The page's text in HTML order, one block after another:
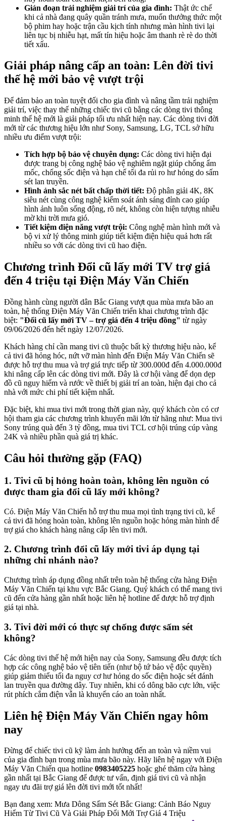
Gián đoạn trải nghiệm giải trí của gia đình: Thật ức chế
khi cả nhà đang quây quần tránh mưa, muốn thưởng thức một
bộ phim hay hoặc trận cầu kịch tính nhưng màn hình tivi lại
liên tục bị nhiễu hạt, mất tín hiệu hoặc âm thanh rè rè do thời
tiết xấu.
Giải pháp nâng cấp an toàn: Lên đời tivi
thế hệ mới bảo vệ vượt trội
Để đảm bảo an toàn tuyệt đối cho gia đình và nâng tầm trải nghiệm
giải trí, việc thay thế những chiếc tivi cũ bằng các dòng tivi thông
minh thế hệ mới là giải pháp tối ưu nhất hiện nay. Các dòng tivi đời
mới từ các thương hiệu lớn như Sony, Samsung, LG, TCL sở hữu
nhiều ưu điểm vượt trội:
Tích hợp bộ bảo vệ chuyên dụng: Các dòng tivi hiện đại
được trang bị công nghệ bảo vệ nghiêm ngặt giúp chống ẩm
mốc, chống sốc điện và hạn chế tối đa rủi ro hư hỏng do sấm
sét lan truyền.
Hình ảnh sắc nét bất chấp thời tiết: Độ phân giải 4K, 8K
siêu nét cùng công nghệ kiểm soát ánh sáng đỉnh cao giúp
hình ảnh luôn sống động, rõ nét, không còn hiện tượng nhiễu
mờ khi trời mưa gió.
Tiết kiệm điện năng vượt trội: Công nghệ màn hình mới và
bộ vi xử lý thông minh giúp tiết kiệm điện hiệu quả hơn rất
nhiều so với các dòng tivi cũ hao điện.
Chương trình Đổi cũ lấy mới TV trợ giá
đến 4 triệu tại Điện Máy Văn Chiến
Đồng hành cùng người dân Bắc Giang vượt qua mùa mưa bão an
toàn, hệ thống Điện Máy Văn Chiến triển khai chương trình đặc
biệt: "Đổi cũ lấy mới TV – trợ giá đến 4 triệu đồng" từ ngày
09/06/2026 đến hết ngày 12/07/2026.
Khách hàng chỉ cần mang tivi cũ thuộc bất kỳ thương hiệu nào, kể
cả tivi đã hỏng hóc, nứt vỡ màn hình đến Điện Máy Văn Chiến sẽ
được hỗ trợ thu mua và trợ giá trực tiếp từ 300.000đ đến 4.000.000đ
khi nâng cấp lên các dòng tivi mới. Đây là cơ hội vàng để dọn dẹp
đồ cũ nguy hiểm và rước về thiết bị giải trí an toàn, hiện đại cho cả
nhà với mức chi phí tiết kiệm nhất.
Đặc biệt, khi mua tivi mới trong thời gian này, quý khách còn có cơ
hội tham gia các chương trình khuyến mãi lớn từ hãng như: Mua tivi
Sony trúng quà đến 3 tỷ đồng, mua tivi TCL cơ hội trúng cúp vàng
24K và nhiều phần quà giá trị khác.
Câu hỏi thường gặp (FAQ)
1. Tivi cũ bị hỏng hoàn toàn, không lên nguồn có
được tham gia đổi cũ lấy mới không?
Có. Điện Máy Văn Chiến hỗ trợ thu mua mọi tình trạng tivi cũ, kể
cả tivi đã hỏng hoàn toàn, không lên nguồn hoặc hỏng màn hình để
trợ giá cho khách hàng nâng cấp lên tivi mới.
2. Chương trình đổi cũ lấy mới tivi áp dụng tại
những chi nhánh nào?
Chương trình áp dụng đồng nhất trên toàn hệ thống cửa hàng Điện
Máy Văn Chiến tại khu vực Bắc Giang. Quý khách có thể mang tivi
cũ đến cửa hàng gần nhất hoặc liên hệ hotline để được hỗ trợ định
giá tại nhà.
3. Tivi đời mới có thực sự chống được sấm sét
không?
Các dòng tivi thế hệ mới hiện nay của Sony, Samsung đều được tích
hợp các công nghệ bảo vệ tiên tiến (như bộ tứ bảo vệ độc quyền)
giúp giảm thiểu tối đa nguy cơ hư hỏng do sốc điện hoặc sét đánh
lan truyền qua đường dây. Tuy nhiên, khi có dông bão cực lớn, việc
rút phích cắm điện vẫn là khuyến cáo an toàn nhất.
Liên hệ Điện Máy Văn Chiến ngay hôm
nay
Đừng để chiếc tivi cũ kỹ làm ảnh hưởng đến an toàn và niềm vui
của gia đình bạn trong mùa mưa bão này. Hãy liên hệ ngay với Điện
Máy Văn Chiến qua hotline 0983405225 hoặc ghé thăm cửa hàng
gần nhất tại Bắc Giang để được tư vấn, định giá tivi cũ và nhận
ngay ưu đãi trợ giá lên đời tivi mới tốt nhất!
Bạn đang xem: Mưa Dông Sấm Sét Bắc Giang: Cảnh Báo Nguy
Hiểm Từ Tivi Cũ Và Giải Pháp Đổi Mới Trợ Giá 4 Triệu